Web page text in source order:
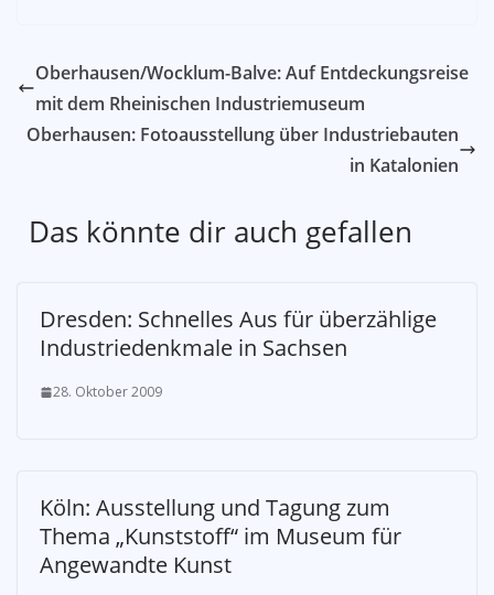
Oberhausen/Wocklum-Balve: Auf Entdeckungsreise
mit dem Rheinischen Industriemuseum
Oberhausen: Fotoausstellung über Industriebauten
in Katalonien
Das könnte dir auch gefallen
Dresden: Schnelles Aus für überzählige
Industriedenkmale in Sachsen
28. Oktober 2009
Köln: Ausstellung und Tagung zum
Thema „Kunststoff“ im Museum für
Angewandte Kunst